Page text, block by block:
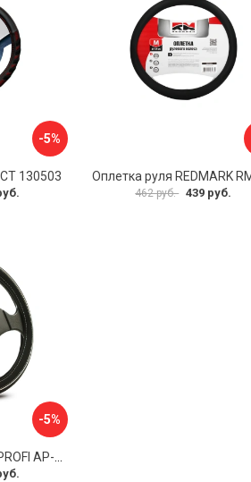
-5%
130503
462 руб. 439 руб.
-5%